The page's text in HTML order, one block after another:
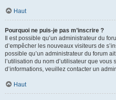
Haut
Pourquoi ne puis-je pas m’inscrire ?
Il est possible qu’un administrateur du
d’empêcher les nouveaux visiteurs de
possible qu’un administrateur du forum
l’utilisation du nom d’utilisateur que
d’informations, veuillez contacter un
Haut